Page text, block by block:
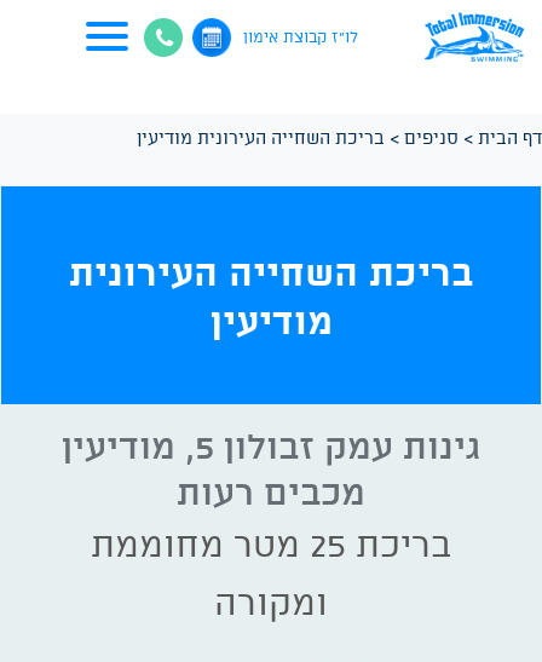
לו"ז קבוצת אימון
דף הבית > סניפים > בריכת השחייה העירונית מודיעין
בריכת השחייה העירונית
מודיעין
גינות עמק זבולון 5, מודיעין
מכבים רעות
בריכת 25 מטר מחוממת
ומקורה